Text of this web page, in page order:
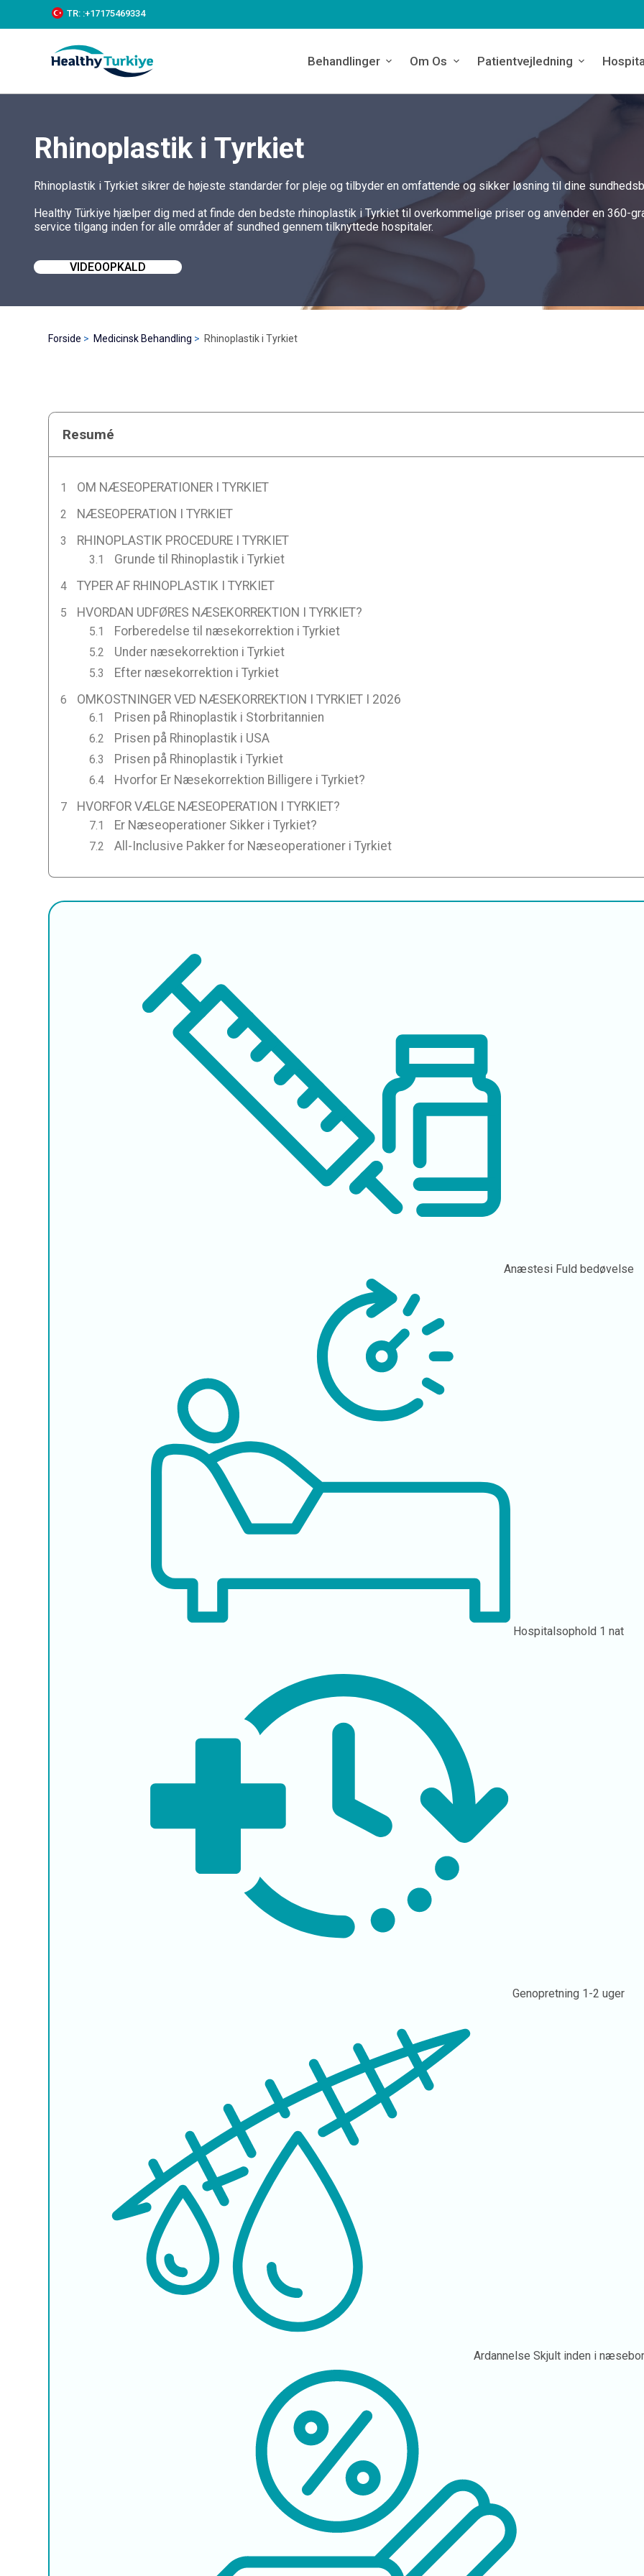
k
c
TR: :+‪17175469334‬
Behandlinger Om Os Patientvejledning
Rhinoplastik i Tyrkiet
Rhinoplastik i Tyrkiet sikrer de højeste standarder for pleje og tilbyder en omfattende og sikker løsning til dine
Healthy Türkiye hjælper dig med at finde den bedste rhinoplastik i Tyrkiet til overkommelige priser og anvender en 360-
service tilgang inden for alle områder af sundhed gennem tilknyttede hospitaler.
VIDEOOPKALD
Forside Medicinsk Behandling Rhinoplastik i Tyrkiet
Resumé
OM NÆSEOPERATIONER I TYRKIET
NÆSEOPERATION I TYRKIET
RHINOPLASTIK PROCEDURE I TYRKIET
Grunde til Rhinoplastik i Tyrkiet
TYPER AF RHINOPLASTIK I TYRKIET
HVORDAN UDFØRES NÆSEKORREKTION I TYRKIET?
Forberedelse til næsekorrektion i Tyrkiet
Under næsekorrektion i Tyrkiet
Efter næsekorrektion i Tyrkiet
OMKOSTNINGER VED NÆSEKORREKTION I TYRKIET I 2026
Prisen på Rhinoplastik i Storbritannien
Prisen på Rhinoplastik i USA
Prisen på Rhinoplastik i Tyrkiet
Hvorfor Er Næsekorrektion Billigere i Tyrkiet?
HVORFOR VÆLGE NÆSEOPERATION I TYRKIET?
Er Næseoperationer Sikker i Tyrkiet?
All-Inclusive Pakker for Næseoperationer i Tyrkiet
Anæstesi Fuld bedøvelse
Hospitalsophold 1 nat
Genopretning 1-2 uger
ArdannelseSkjult inden i